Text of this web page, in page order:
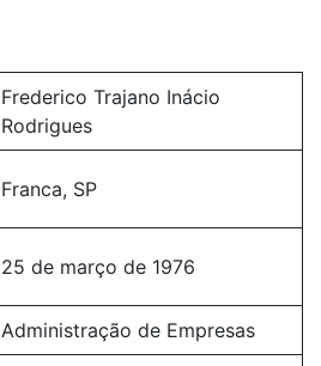
Frederico Trajano Inácio
Rodrigues
Franca, SP
25 de março de 1976
Administração de Empresas